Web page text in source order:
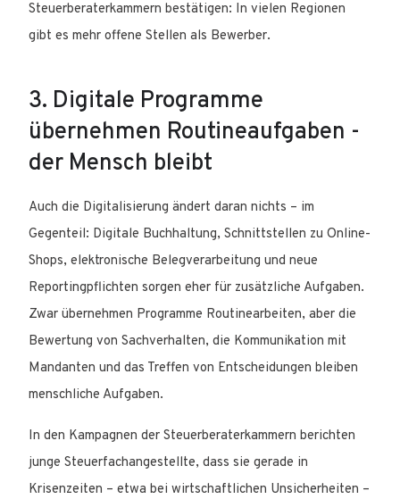
Steuerberaterkammern bestätigen: In vielen Regionen
gibt es mehr offene Stellen als Bewerber.
3. Digitale Programme
übernehmen Routineaufgaben -
der Mensch bleibt
Auch die Digitalisierung ändert daran nichts – im
Gegenteil: Digitale Buchhaltung, Schnittstellen zu Online-
Shops, elektronische Belegverarbeitung und neue
Reportingpflichten sorgen eher für zusätzliche Aufgaben.
Zwar übernehmen Programme Routinearbeiten, aber die
Bewertung von Sachverhalten, die Kommunikation mit
Mandanten und das Treffen von Entscheidungen bleiben
menschliche Aufgaben.
In den Kampagnen der Steuerberaterkammern berichten
junge Steuerfachangestellte, dass sie gerade in
Krisenzeiten – etwa bei wirtschaftlichen Unsicherheiten –